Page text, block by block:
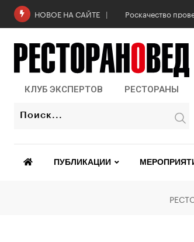
НОВОЕ НА САЙТЕ Роскачество
КЛУБ ЭКСПЕРТОВ РЕСТОРАНЫ
ПУБЛИКАЦИИ